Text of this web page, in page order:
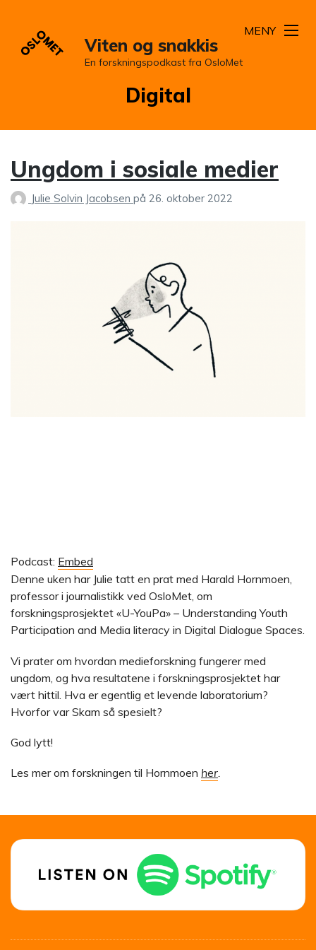
Viten og snakkis
En forskningspodkast fra OsloMet
MENY
Stikkord:
Digital
Ungdom i sosiale medier
Julie Solvin Jacobsen på 26. oktober 2022
Podcast: Embed
Denne uken har Julie tatt en prat med Harald Hornmoen,
professor i journalistikk ved OsloMet, om
forskningsprosjektet «U-YouPa» – Understanding Youth
Participation and Media literacy in Digital Dialogue Spaces.
Vi prater om hvordan medieforskning fungerer med
ungdom, og hva resultatene i forskningsprosjektet har
vært hittil. Hva er egentlig et levende laboratorium?
Hvorfor var Skam så spesielt?
God lytt!
Les mer om forskningen til Hornmoen her.